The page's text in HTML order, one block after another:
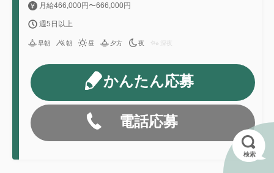
月給466,000円〜666,000円
週5日以上
早朝 朝 昼 夕方 夜 深夜
かんたん応募
電話応募
検索